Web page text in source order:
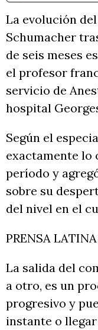
La evolución
Schumacher
de seis meses
el profesor
servicio de
hospital
Según el
exactamente lo
período y
sobre su
del nivel en el
PRENSA LATINA
La salida del
a otro, es un
progresivo y
instante o